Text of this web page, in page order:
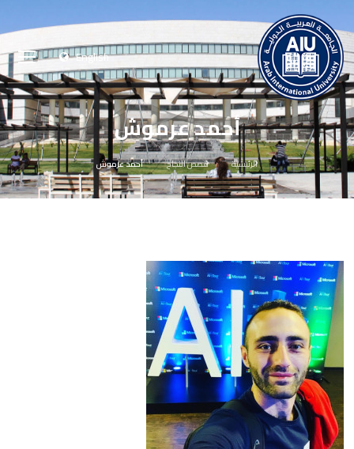
English
أحمد عرموش
الرئيسية قصص النجاح أحمد عرموش